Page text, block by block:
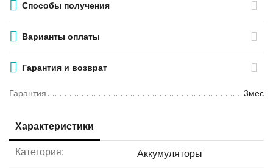
Способы получения
Варианты оплаты
Гарантия и возврат
Гарантия 3мес
Характеристики
Категория: Аккумуляторы